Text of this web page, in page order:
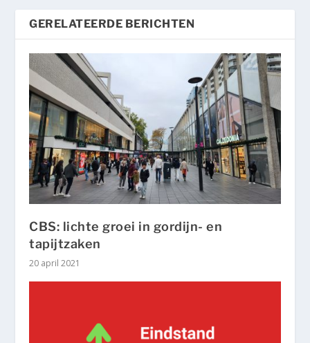
GERELATEERDE BERICHTEN
CBS: lichte groei in gordijn- en
tapijtzaken
20 april 2021